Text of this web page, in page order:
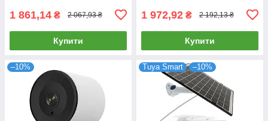
1 861,14 ₴ 2 067,93 ₴
Купити
1 972,92 ₴ 2 192,13 ₴
Купити
–10% Tuya Smart –10%